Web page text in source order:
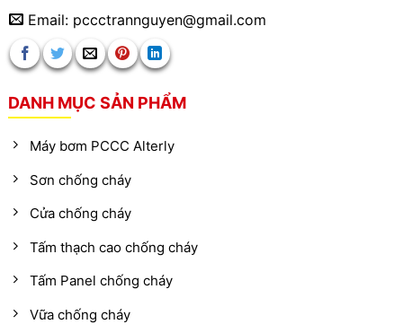
Email: pccctrannguyen@gmail.com
DANH MỤC SẢN PHẨM
Máy bơm PCCC Alterly
Sơn chống cháy
Cửa chống cháy
Tấm thạch cao chống cháy
Tấm Panel chống cháy
Vữa chống cháy